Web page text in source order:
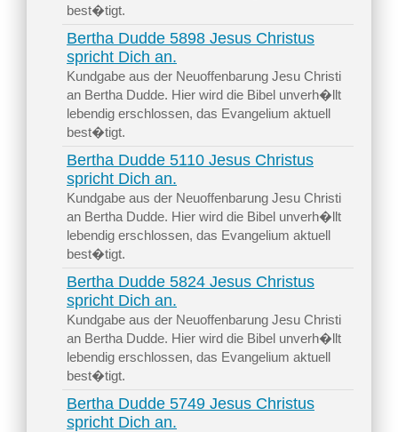
best�tigt.
Bertha Dudde 5898 Jesus Christus
spricht Dich an.
Kundgabe aus der Neuoffenbarung Jesu Christi
an Bertha Dudde. Hier wird die Bibel unverh�llt
lebendig erschlossen, das Evangelium aktuell
best�tigt.
Bertha Dudde 5110 Jesus Christus
spricht Dich an.
Kundgabe aus der Neuoffenbarung Jesu Christi
an Bertha Dudde. Hier wird die Bibel unverh�llt
lebendig erschlossen, das Evangelium aktuell
best�tigt.
Bertha Dudde 5824 Jesus Christus
spricht Dich an.
Kundgabe aus der Neuoffenbarung Jesu Christi
an Bertha Dudde. Hier wird die Bibel unverh�llt
lebendig erschlossen, das Evangelium aktuell
best�tigt.
Bertha Dudde 5749 Jesus Christus
spricht Dich an.